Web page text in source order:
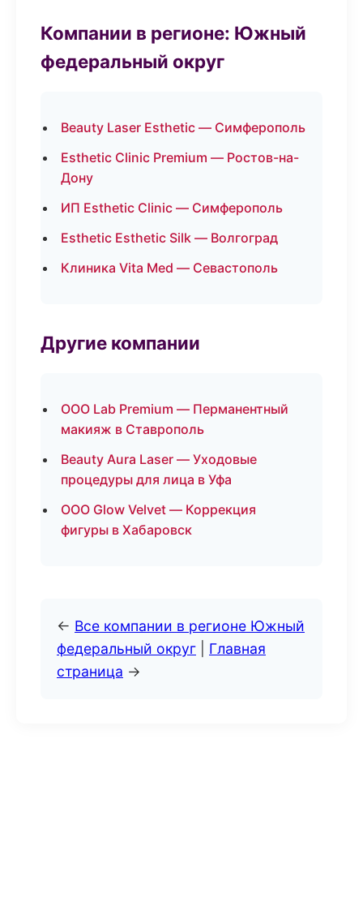
Компании в регионе: Южный
федеральный округ
Beauty Laser Esthetic — Симферополь
Esthetic Clinic Premium — Ростов-на-
Дону
ИП Esthetic Clinic — Симферополь
Esthetic Esthetic Silk — Волгоград
Клиника Vita Med — Севастополь
Другие компании
ООО Lab Premium — Перманентный
макияж в Ставрополь
Beauty Aura Laser — Уходовые
процедуры для лица в Уфа
ООО Glow Velvet — Коррекция
фигуры в Хабаровск
← Все компании в регионе Южный
федеральный округ
Главная
страница →